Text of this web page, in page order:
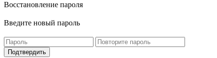
Восстановление пароля
Введите новый пароль